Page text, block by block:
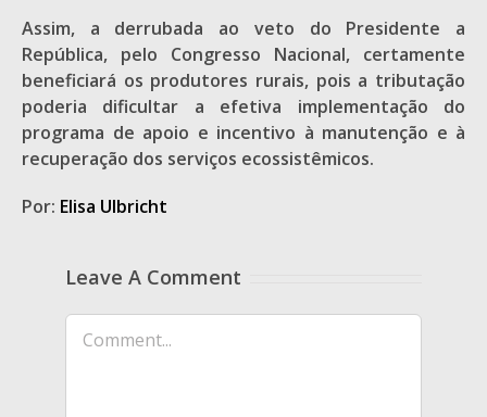
Assim, a derrubada ao veto do Presidente a
República, pelo Congresso Nacional, certamente
beneficiará os produtores rurais, pois a tributação
poderia dificultar a efetiva implementação do
programa de apoio e incentivo à manutenção e à
recuperação dos serviços ecossistêmicos.
Por: Elisa Ulbricht
Leave A Comment
Comment